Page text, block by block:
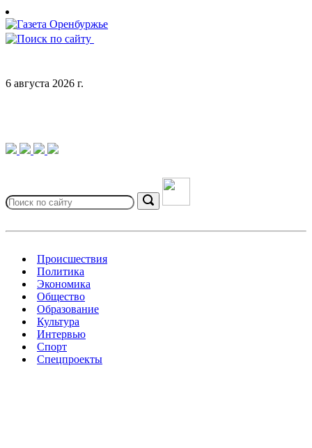
Skip
to
content
6 августа 2026 г.
for:
Search
Происшествия
Политика
Экономика
Общество
Образование
Культура
Интервью
Спорт
Спецпроекты